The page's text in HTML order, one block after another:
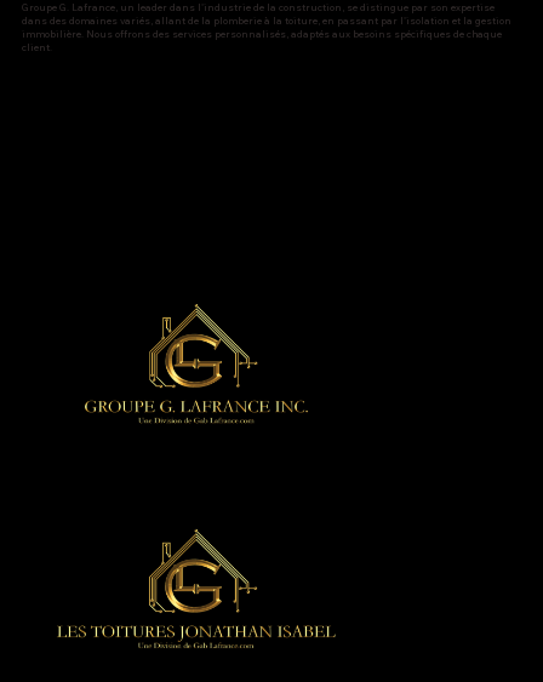
Groupe G. Lafrance, un leader dans l'industrie de la construction, se distingue par son expertise
dans des domaines variés, allant de la plomberie à la toiture, en passant par l'isolation et la gestion
immobilière. Nous offrons des services personnalisés, adaptés aux besoins spécifiques de chaque
client.